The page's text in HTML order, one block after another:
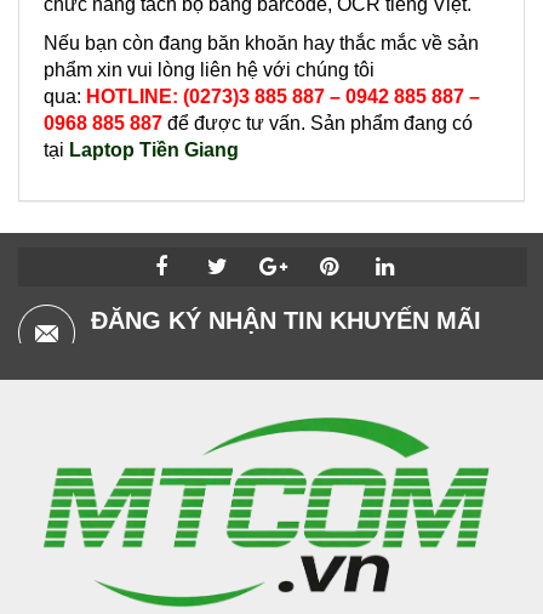
chức năng tách bộ bằng barcode, OCR tiếng Việt.
Nếu bạn còn đang băn khoăn hay thắc mắc về sản
phẩm xin vui lòng liên hệ với chúng tôi
qua: HOTLINE: (0273)3 885 887 – 0942 885 887 –
0968 885 887 để được tư vấn. Sản phẩm đang có
tại Laptop Tiền Giang
ĐĂNG KÝ NHẬN TIN KHUYẾN MÃI